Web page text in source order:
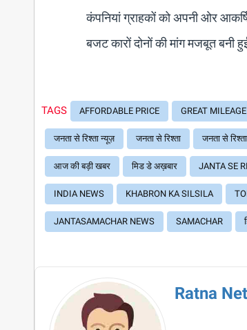
कंपनियां ग्राहकों को अपनी ओर
बजट कारों दोनों की मांग मजबूत बनी
TAGS AFFORDABLE PRICE GREAT MILEAGE
जनता से रिश्ता न्यूज़ जनता से रिश्ता जनता से
आज की बड़ी खबर मिड डे अख़बार JANTA SE
INDIA NEWS KHABRON KA SILSILA
JANTASAMACHAR NEWS SAMACHAR
Ratna